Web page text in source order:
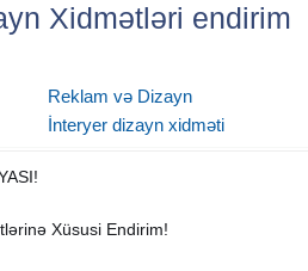
Xidmətləri endirim
Reklam və Dizayn
İnteryer dizayn xidməti
Xüsusi Endirim!